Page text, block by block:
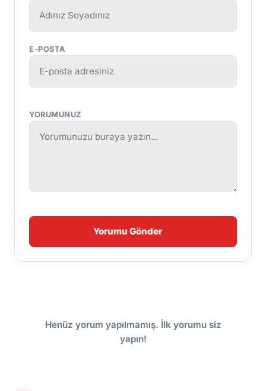
E-POSTA
YORUMUNUZ
Yorumu Gönder
Henüz yorum yapılmamış. İlk yorumu siz
yapın!